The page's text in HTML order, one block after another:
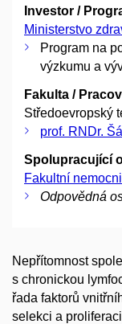
Investor /
Ministerstvo
Program na
výzkumu a
Fakulta /
Středoevropský
prof. RNDr.
Spolupracující
Fakultní
Odpovědná
Nepřítomnost
s chronickou
řada faktorů
selekci a